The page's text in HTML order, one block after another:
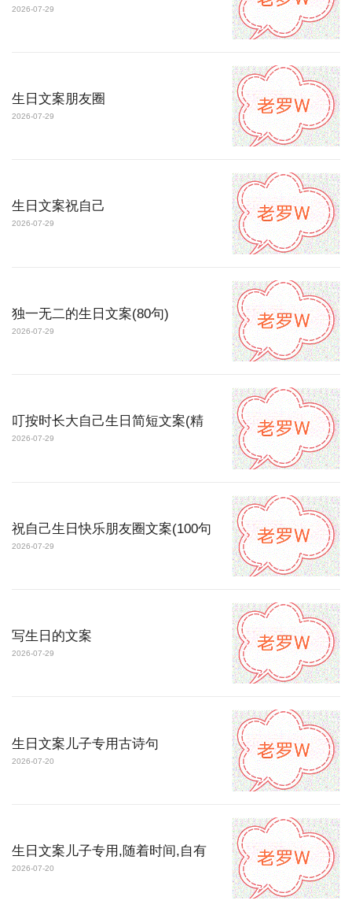
2026-07-29
生日文案朋友圈
2026-07-29
生日文案祝自己
2026-07-29
独一无二的生日文案(80句)
2026-07-29
叮按时长大自己生日简短文案(精
2026-07-29
祝自己生日快乐朋友圈文案(100句
2026-07-29
写生日的文案
2026-07-29
生日文案儿子专用古诗句
2026-07-20
生日文案儿子专用,随着时间,自有
2026-07-20